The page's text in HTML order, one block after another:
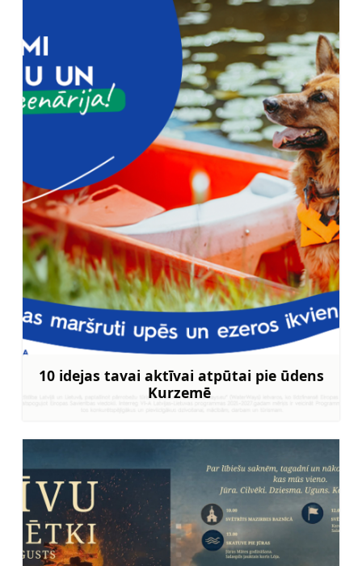
10 idejas tavai aktīvai atpūtai pie ūdens
Kurzemē